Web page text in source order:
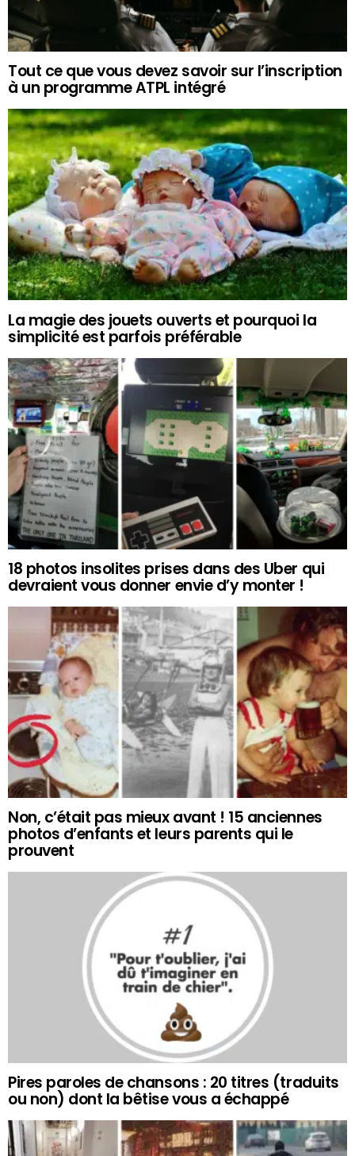
Tout ce que vous devez savoir sur l’inscription
à un programme ATPL intégré
La magie des jouets ouverts et pourquoi la
simplicité est parfois préférable
18 photos insolites prises dans des Uber qui
devraient vous donner envie d’y monter !
Non, c’était pas mieux avant ! 15 anciennes
photos d’enfants et leurs parents qui le
prouvent
Pires paroles de chansons : 20 titres (traduits
ou non) dont la bêtise vous a échappé